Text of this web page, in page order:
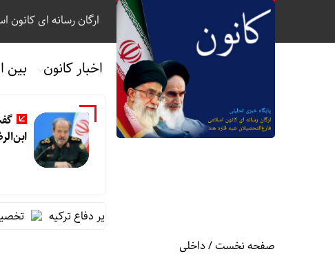
ارگان رسانه ای کانون
اخبار کانون بین
گفت‌وگوی تلفنی سردار ابن‌الرضا با وزیر دفاع ترکیه
تخصیص
صفحه نخست/داخلی